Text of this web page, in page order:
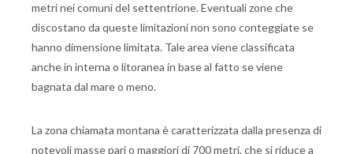
metri nei comuni del settentrione. Eventuali zone che
discostano da queste limitazioni non sono conteggiate se
hanno dimensione limitata. Tale area viene classificata
anche in interna o litoranea in base al fatto se viene
bagnata dal mare o meno.
La zona chiamata montana è caratterizzata dalla presenza di
notevoli masse pari o maggiori di 700 metri, che si riduce a